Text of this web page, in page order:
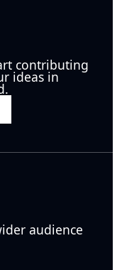
contributing
ideas in
audience